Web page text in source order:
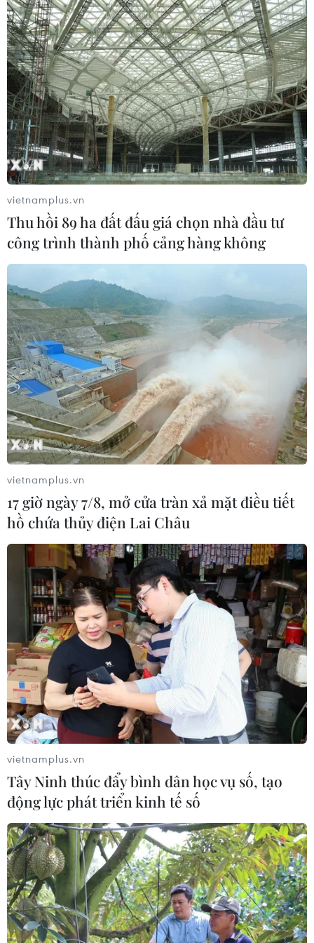
vietnamplus.vn
Thu hồi 89 ha đất đấu giá chọn nhà đầu tư
công trình thành phố cảng hàng không
vietnamplus.vn
17 giờ ngày 7/8, mở cửa tràn xả mặt điều tiết
hồ chứa thủy điện Lai Châu
vietnamplus.vn
Tây Ninh thúc đẩy bình dân học vụ số, tạo
động lực phát triển kinh tế số